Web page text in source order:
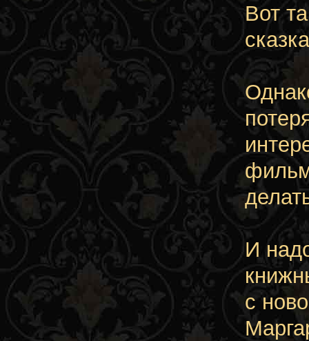
Вот
И
с